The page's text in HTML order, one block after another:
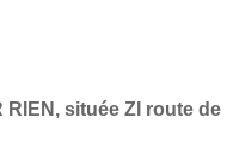
RIEN, située ZI route de